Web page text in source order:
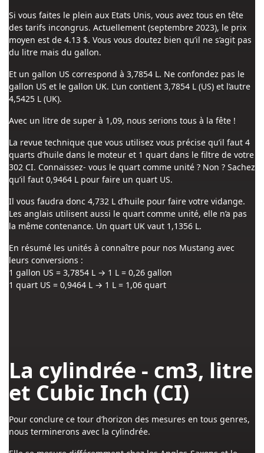
Si vous faites le plein aux Etats Unis, vous avez tous en tête
des tarifs incongrus. Actuellement (septembre 2023), le prix
moyen est de 4.13 $. Vous vous doutez bien qu’il ne s’agit pas
du litre mais du gallon.
Et un gallon US correspond à 3,7854 L. Ne confondez pas le
gallon US et le gallon UK. L’un contient 3,7854 L (US) et l’autre
4,5425 L (UK).
Avec un litre de super à 1,09, nous serions tous à la fête !
La revue technique que vous utilisez vous précise qu’il faut 4
quarts d’huile dans le moteur et 1 quart dans le filtre de votre
302 CI. Connaissez- vous le quart comme unité ? Non ? Sachez
qu’il faut 0,9464 L pour faire un quart US.
Il vous faudra donc 4,732 L d’huile pour faire votre vidange.
Les anglais utilisent aussi le quart comme unité, elle n’a pas
la même contenance. Un quart UK vaut 1,1356 L.
En résumé les unités à connaître pour nos Mustang avec
leurs conversions :
1 gallon US = 3,7854 L → 1 L = 0,26 gallon
1 quart US = 0,9464 L → 1 L = 1,06 quart
La cylindrée - cm3, litre
et Cubic Inch (CI)
Pour conclure ce tour d’horizon des mesures en tous genres,
nous terminerons avec la cylindrée.